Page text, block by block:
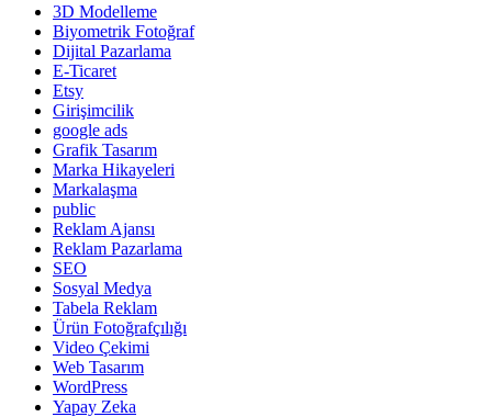
3D Modelleme
Biyometrik Fotoğraf
Dijital Pazarlama
E-Ticaret
Etsy
Girişimcilik
google ads
Grafik Tasarım
Marka Hikayeleri
Markalaşma
public
Reklam Ajansı
Reklam Pazarlama
SEO
Sosyal Medya
Tabela Reklam
Ürün Fotoğrafçılığı
Video Çekimi
Web Tasarım
WordPress
Yapay Zeka